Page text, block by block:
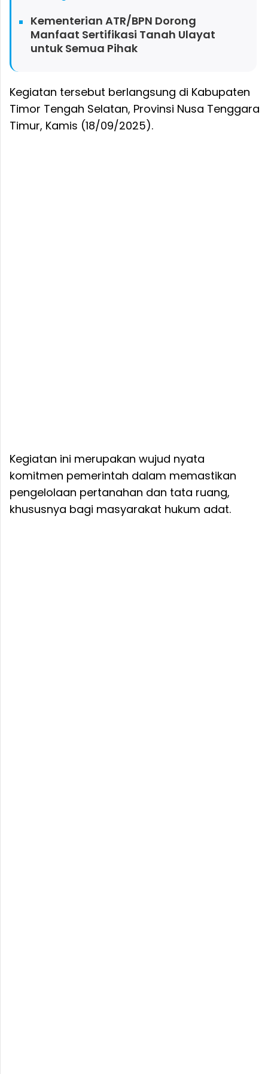
Kementerian ATR/BPN Dorong
Manfaat Sertifikasi Tanah Ulayat
untuk Semua Pihak
Kegiatan tersebut berlangsung di Kabupaten
Timor Tengah Selatan, Provinsi Nusa Tenggara
Timur, Kamis (18/09/2025).
Kegiatan ini merupakan wujud nyata
komitmen pemerintah dalam memastikan
pengelolaan pertanahan dan tata ruang,
khususnya bagi masyarakat hukum adat.